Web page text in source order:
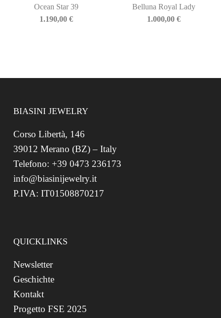
Ocean Star 39
1.190,00 €
Belluna Royal Lady
1.000,00€
BIASINI JEWELRY
Corso Libertà, 146
39012 Merano (BZ) – Italy
Telefono: +39 0473 236173
info@biasinijewelry.it
P.IVA: IT01508870217
QUICKLINKS
Newsletter
Geschichte
Kontakt
Progetto FSE 2025